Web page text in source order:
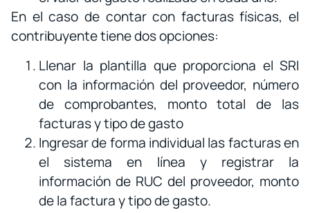
En el caso de contar con facturas físicas, el
contribuyente tiene dos opciones:
Llenar la plantilla que proporciona el SRI
con la información del proveedor, número
de comprobantes, monto total de las
facturas y tipo de gasto
Ingresar de forma individual las facturas en
el sistema en línea y registrar la
información de RUC del proveedor, monto
de la factura y tipo de gasto.